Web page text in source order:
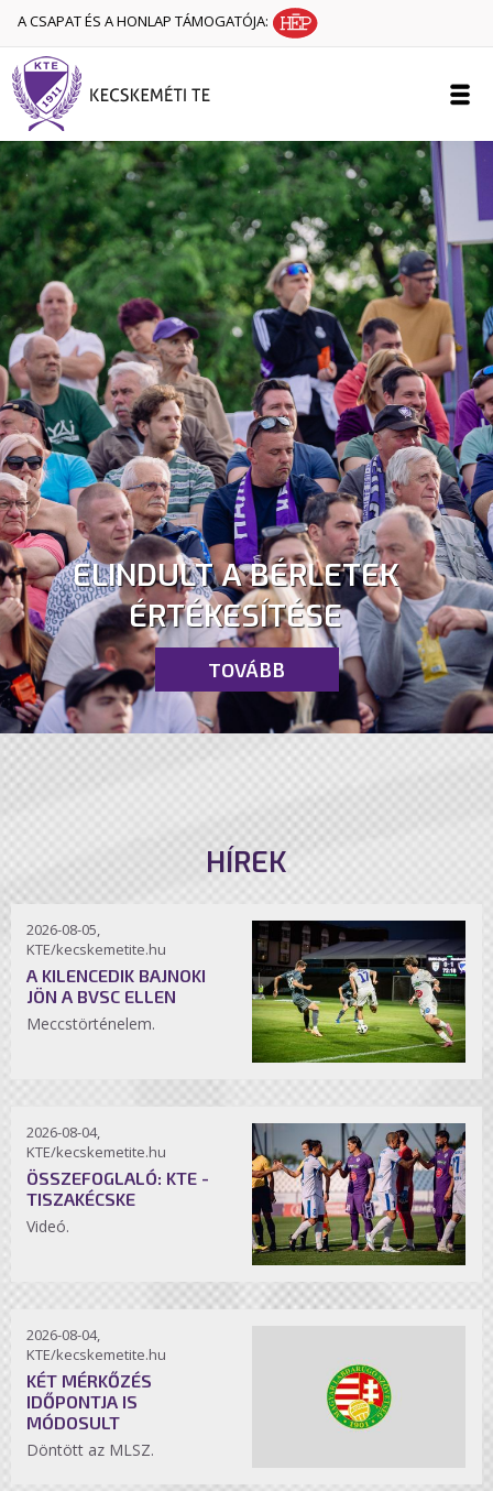
A CSAPAT ÉS A HONLAP TÁMOGATÓJA:
ELINDULT A BÉRLETEK
ÉRTÉKESÍTÉSE
TOVÁBB
HÍREK
2026-08-05,
KTE/kecskemetite.hu
A KILENCEDIK BAJNOKI
JÖN A BVSC ELLEN
Meccstörténelem.
2026-08-04,
KTE/kecskemetite.hu
ÖSSZEFOGLALÓ: KTE -
TISZAKÉCSKE
Videó.
2026-08-04,
KTE/kecskemetite.hu
KÉT MÉRKŐZÉS
IDŐPONTJA IS
MÓDOSULT
Döntött az MLSZ.